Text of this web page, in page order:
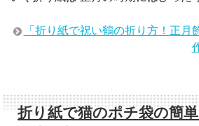
「折り紙で祝い鶴の折り方！正月
折り紙で猫のポチ袋の簡